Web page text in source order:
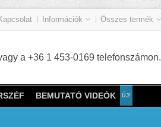
Információk Összes termék
a +36 1 453-0169 telefonszámon.
BEMUTATÓ VIDEÓK